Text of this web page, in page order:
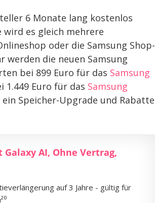
6 Monate lang kostenlos
wird es gleich mehrere
oder die Samsung Shop-
werden die neuen Samsung
bei 899 Euro für das Samsung
1.449 Euro für das Samsung
Speicher-Upgrade und Rabatte
Galaxy AI, Ohne Vertrag,
auf 3 Jahre - gültig für